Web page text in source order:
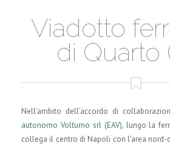
Viadotto
di Quarto
Nell’ambito dell’accordo di
autonomo Volturno srl (EAV), lungo la
collega il centro di Napoli con l'area nord-